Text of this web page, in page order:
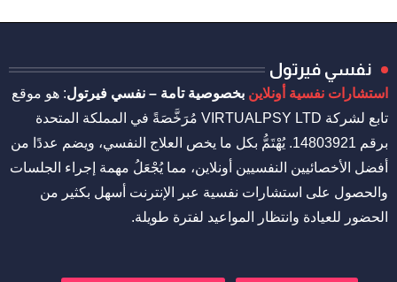
نفسي فيرتول
استشارات نفسية أونلاين بخصوصية تامة – نفسي فيرتول: هو موقع
تابع لشركة VIRTUALPSY LTD مُرَخَّصَةً في المملكة المتحدة
برقم 14803921. يُهْتَمُّ بكل ما يخص العلاج النفسي، ويضم عددًا من
أفضل الأخصائيين النفسيين أونلاين، مما يُجْعَلُ مهمة إجراء الجلسات
والحصول على استشارات نفسية عبر الإنترنت أسهل بكثير من
الحضور للعيادة وانتظار المواعيد لفترة طويلة.